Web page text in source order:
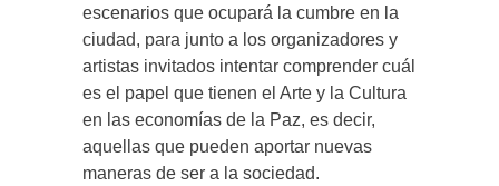
escenarios que ocupará la cumbre en la
ciudad, para junto a los organizadores y
artistas invitados intentar comprender cuál
es el papel que tienen el Arte y la Cultura
en las economías de la Paz, es decir,
aquellas que pueden aportar nuevas
maneras de ser a la sociedad.